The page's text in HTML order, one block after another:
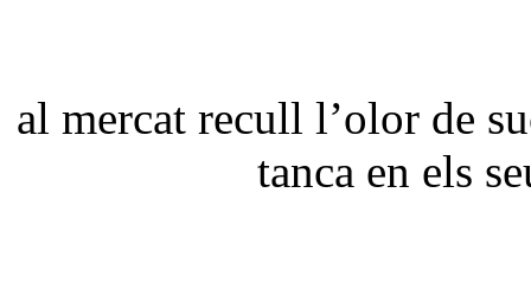
al mercat recull l’olor de
tanca en els